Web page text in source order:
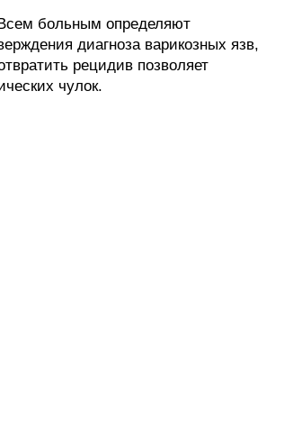
больным определяют
диагноза варикозных язв,
рецидив позволяет
чулок.